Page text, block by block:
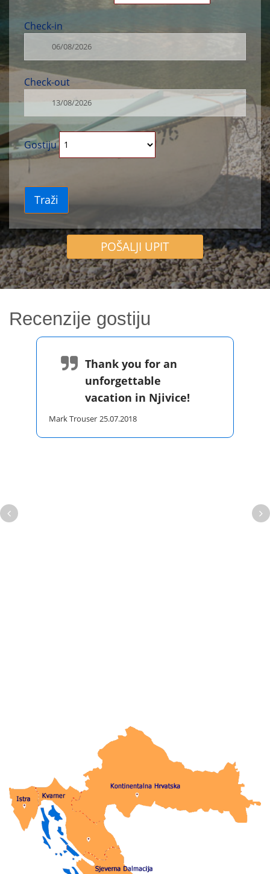
Check-in
Check-out
Gostiju
POŠALJI UPIT
Recenzije gostiju
Thank you for an
unforgettable
vacation in Njivice!
Mark Trouser 25.07.2018